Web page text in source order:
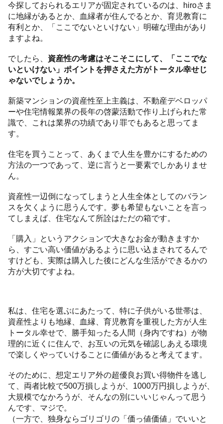
今探しておられるエリアが固定されているのは、hiroさま
に地縁があるとか、血縁者が住んでるとか、育児教育に
有利とか、「ここでないといけない」明確な理由があり
ますよね。
でしたら、 資産性の考慮はそこそこにして、「ここでな
いといけない」ポイントを押さえた方がトータル幸せじ
ゃないでしょうか。
新築マンションの資産性至上主義は、不動産デベロッパ
ーや住宅情報業界の長年の啓蒙活動で作り上げられた常
識で、これは業界の功績であり罪でもあると思ってま
す。
住宅を買うことって、あくまで人生を豊かにするための
方法の一つであって、逆に言うと一要素でしかありませ
ん。
資産性一辺倒になってしまうと人生全体としてのバラン
スを欠くように思うんです。夢も希望もないことを言っ
てしまえば、住宅なんて所詮はただの箱です。
「購入」というアクションで大きなお金が動きますか
ら、すごい高い価値があるように思い込まされてるんで
すけども、実際は購入した後にどんな生活ができるかの
方が大切ですよね。
私は、住宅を選ぶにあたって、特に子供がいる世帯は、
資産性よりも地縁、血縁、育児教育を重視した方が人生
トータル幸せで、勝手知ったる人間（身内ですね）が物
理的に近くに住んで、お互いの元気を確認しあえる環境
で楽しくやっていけることに価値があると考えてます。
そのために、想定エリア外の超優良お買い得物件を逃し
て、両者比較で500万損しようが、1000万円損しようが、
大規模でなかろうが、そんなの別にいいじゃんって思う
んです、マジで。
（一方で、独身ならゴリゴリの「価っ値価値」でいいと